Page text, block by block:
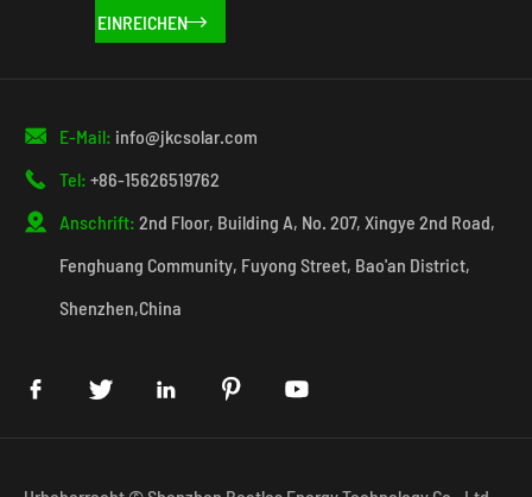

 E-Mail: info@jkcsolar.com
 Tel: +86-15626519762
 Anschrift: 2nd Floor, Building A, No. 207, Xingye 2nd Road,
Fenghuang Community, Fuyong Street, Bao'an District,
Shenzhen,China
    